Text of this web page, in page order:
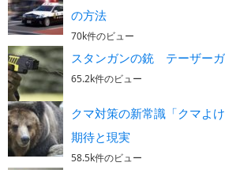
の方法
70k件のビュー
スタンガンの銃 テーザー
65.2k件のビュー
クマ対策の新常識「クマよ
期待と現実
58.5k件のビュー